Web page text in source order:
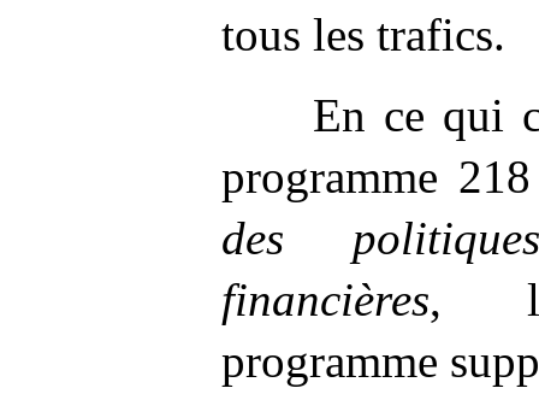
tous les trafics.
En ce qui
programme
des
financières,
programme